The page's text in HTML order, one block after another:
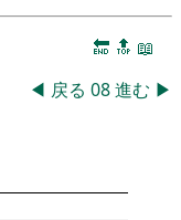
🔚 🔝 📖
◀ 戻る 08進む ▶